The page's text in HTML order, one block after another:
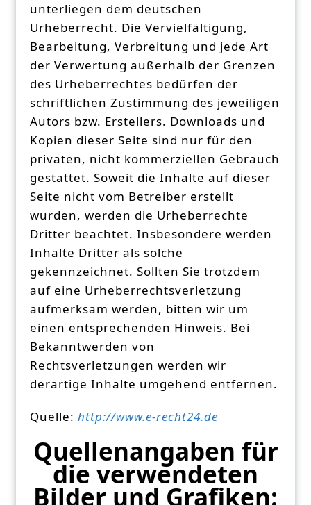
unterliegen dem deutschen
Urheberrecht. Die Vervielfältigung,
Bearbeitung, Verbreitung und jede Art
der Verwertung außerhalb der Grenzen
des Urheberrechtes bedürfen der
schriftlichen Zustimmung des jeweiligen
Autors bzw. Erstellers. Downloads und
Kopien dieser Seite sind nur für den
privaten, nicht kommerziellen Gebrauch
gestattet. Soweit die Inhalte auf dieser
Seite nicht vom Betreiber erstellt
wurden, werden die Urheberrechte
Dritter beachtet. Insbesondere werden
Inhalte Dritter als solche
gekennzeichnet. Sollten Sie trotzdem
auf eine Urheberrechtsverletzung
aufmerksam werden, bitten wir um
einen entsprechenden Hinweis. Bei
Bekanntwerden von
Rechtsverletzungen werden wir
derartige Inhalte umgehend entfernen.
Quelle:http://www.e-recht24.de
Quellenangaben für
die verwendeten
Bilder und Grafiken: